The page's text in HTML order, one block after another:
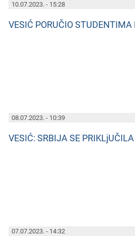
10.07.2023. - 15:28
VESIĆ PORUČIO
08.07.2023. - 10:39
VESIĆ: SRBIJA SE
07.07.2023. - 14:32